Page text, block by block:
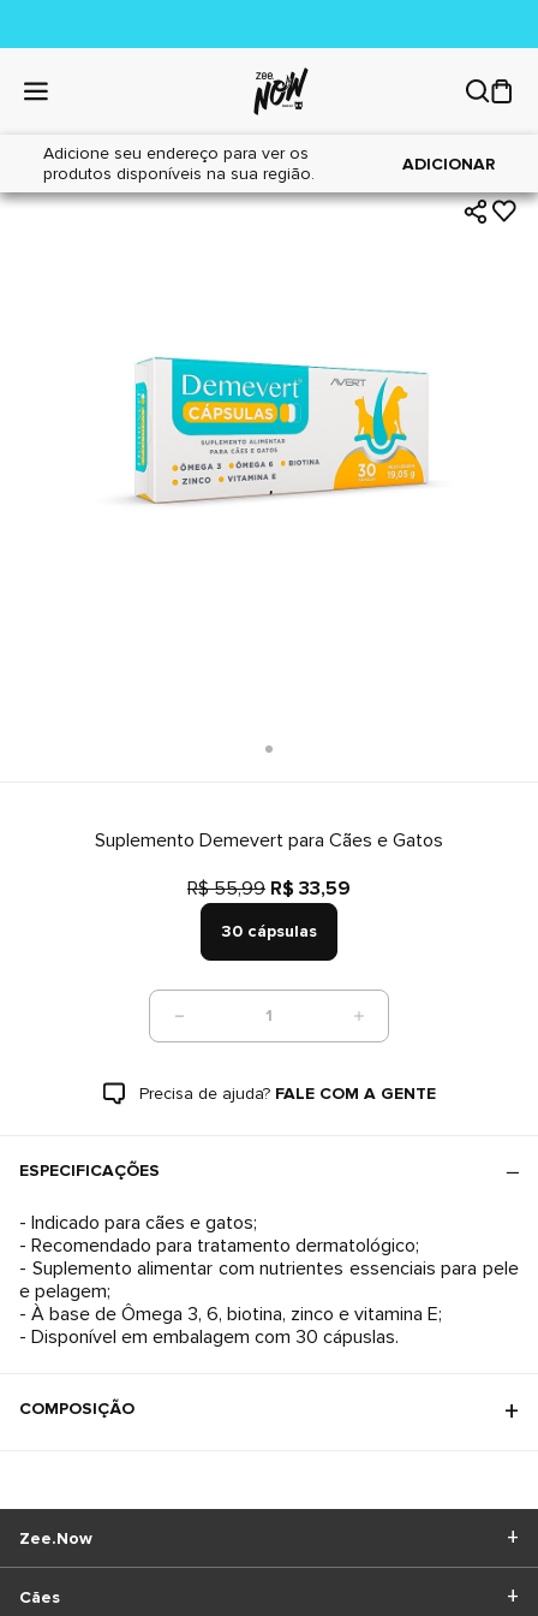
Adicione seu endereço para ver os
produtos disponíveis na sua região.
ADICIONAR
Home|Cães|Farmácia
Suplemento Demevert para Cães e Gatos
R$ 55,99 R$ 33,59
30 cápsulas
1
Precisa de ajuda? FALE COM A GENTE
ESPECIFICAÇÕES
- Indicado para cães e gatos;
- Recomendado para tratamento dermatológico;
- Suplemento alimentar com nutrientes essenciais para pele
e pelagem;
- À base de Ômega 3, 6, biotina, zinco e vitamina E;
- Disponível em embalagem com 30 cápuslas.
COMPOSIÇÃO
Cães
Zee.Now